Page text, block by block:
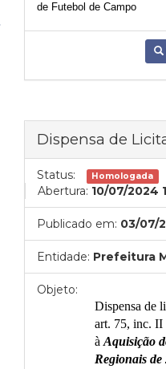
de Futebol de Campo
Dispensa de
Status: Homologada
Abertura: 10/07/2024
Publicado em: 03/07/
Entidade: Prefeitura
Objeto:
Dispensa de
art. 75, inc. II
àAquisição
Regionais de